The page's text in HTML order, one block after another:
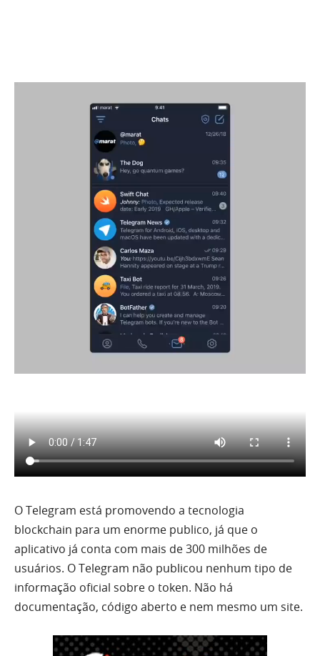
O Telegram está promovendo a tecnologia
blockchain para um enorme publico, já que o
aplicativo já conta com mais de 300 milhões de
usuários. O Telegram não publicou nenhum tipo de
informação oficial sobre o token. Não há
documentação, código aberto e nem mesmo um site.